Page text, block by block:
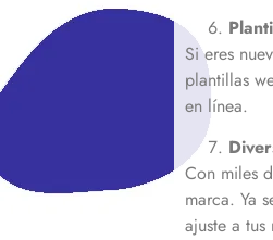
Si eres
plantillas
en línea.
Con miles
marca. Ya
ajuste a tus